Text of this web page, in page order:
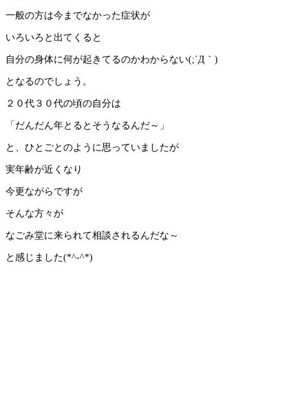
一般の方は今までなかった症状が
いろいろと出てくると
自分の身体に何が起きてるのかわからない(;´Д｀)
となるのでしょう。
２０代３０代の頃の自分は
「だんだん年とるとそうなるんだ～」
と、ひとごとのように思っていましたが
実年齢が近くなり
今更ながらですが
そんな方々が
なごみ堂に来られて相談されるんだな～
と感じました(*^-^*)